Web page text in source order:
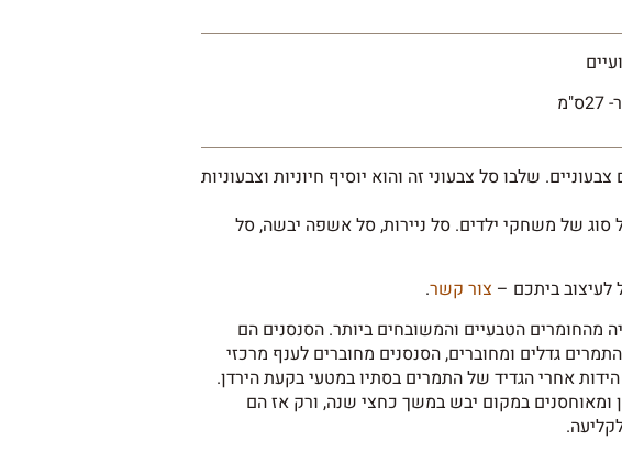
שלבו סל צבעוני זה והוא יוסיף חיוניות וצבעוניות
סוג של משחקי ילדים. סל ניירות, סל אשפה יבשה, סל
ביתכם – צור קשר.
מהחומרים הטבעיים והמשובחים ביותר. הסנסנים הם
גדלים ומחוברים, הסנסנים מחוברים לענף מרכזי
אחרי הגדיד של התמרים בסתיו במטעי בקעת הירדן.
ומאוחסנים במקום יבש במשך כחצי שנה, ורק אז הם